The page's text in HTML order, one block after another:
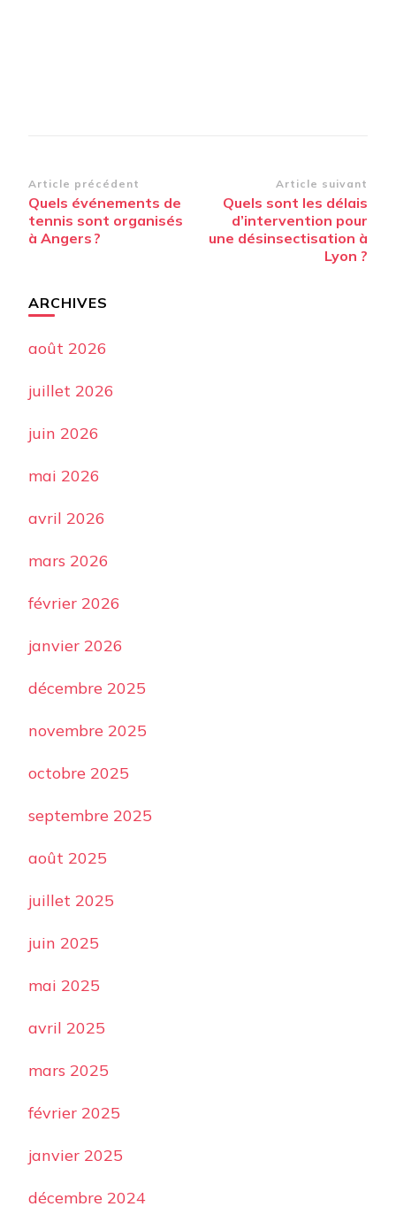
Navigation
d’article
Article précédent
Quels événements de
tennis sont organisés
à Angers ?
Article suivant
Quels sont les délais
d’intervention pour
une désinsectisation à
Lyon ?
ARCHIVES
août 2026
juillet 2026
juin 2026
mai 2026
avril 2026
mars 2026
février 2026
janvier 2026
décembre 2025
novembre 2025
octobre 2025
septembre 2025
août 2025
juillet 2025
juin 2025
mai 2025
avril 2025
mars 2025
février 2025
janvier 2025
décembre 2024